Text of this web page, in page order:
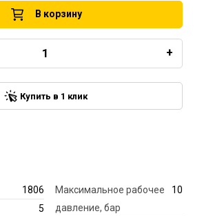
В корзину
+
Купить в 1 клик
1806
5
Максимальное рабочее
давление, бар
10